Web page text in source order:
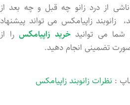
از درد زانو چه قبل و چه بعد از
زانوبند زاپیامکس می تواند پیشنهاد
می توانیدخرید زاپیامکسرا از
تضمینی انجام دهید.
: نظرات زانوبند زاپیامکس